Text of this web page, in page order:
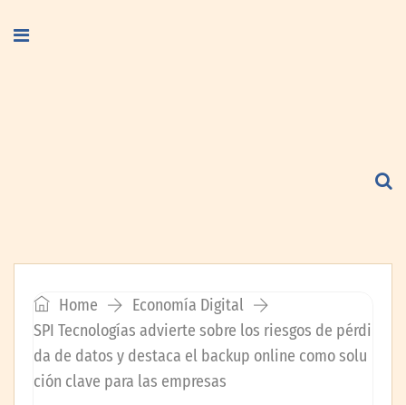
Home
Economía Digital
SPI Tecnologías advierte sobre los riesgos de pérdi
da de datos y destaca el backup online como solu
ción clave para las empresas